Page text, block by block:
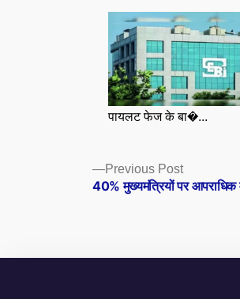
पायलट फेज के बा�...
Posts
navigation
Previous PostPrevious
post:
40% मुख्यमंत्रियों पर आपराधिक